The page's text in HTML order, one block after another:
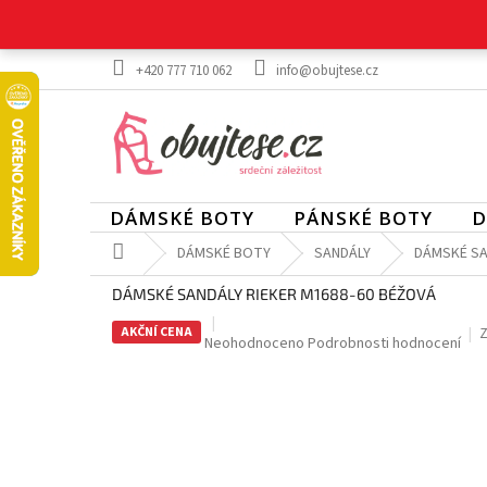
obsah
+420 777 710 062 info@obujtese.cz
DÁMSKÉ BOTY PÁNSKÉ BOTY
Domů DÁMSKÉ BOTY SANDÁLY DÁMSKÉ
DÁMSKÉ SANDÁLY RIEKER M1688-60 BÉŽOVÁ
AKČNÍ CENA
Průměrné
Neohodnoceno Podrobnosti hodnocení